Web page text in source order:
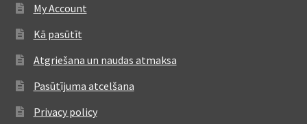
My Account
Kā pasūtīt
Atgriešana un naudas atmaksa
Pasūtījuma atcelšana
Privacy policy